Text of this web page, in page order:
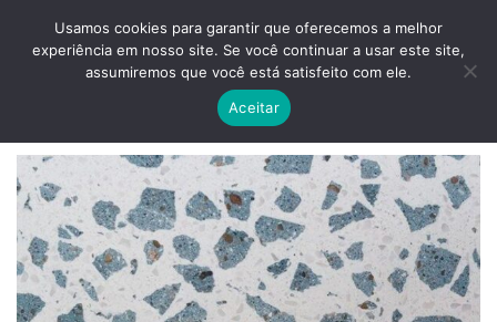
0
Usamos cookies para garantir que oferecemos a melhor
experiência em nosso site. Se você continuar a usar este site,
assumiremos que você está satisfeito com ele.
Aceitar